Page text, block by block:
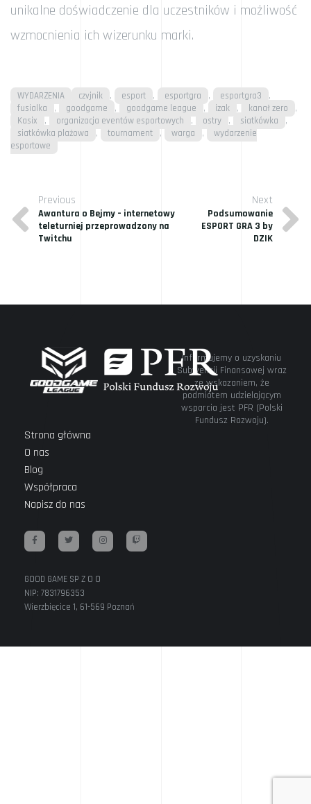
unikalne doświadczenie dla uczestników i możliwość
wzmocnienia ich wizerunku marki.
Categories
WYDARZENIA
Tags
czvjnik , esport , esportgra , esportgra3 ,
fusialka , goodgame , goodgame league , izak , kanał zero ,
Kasix , organizacja eventów esportowych , ostry , siatkówka ,
siatkówka plażowa , tournament , warga ,
wydarzenie
esportowe
Nawigacja
wpisu
Previous Post
Previous
Awantura o Bejmy – internetowy
teleturniej przeprowadzony na
Twitchu
Next Post
Next
Podsumowanie
ESPORT GRA 3 by
DZIK
Informujemy o uzyskaniu
Subwencji Finansowej wraz
ze wskazaniem, że
podmiotem udzielającym
wsparcia jest PFR (Polski
Fundusz Rozwoju).
Strona główna
O nas
Blog
Współpraca
Napisz do nas
GOOD GAME SP Z O O
NIP: 7831796353
Wierzbięcice 1, 61-569 Poznań